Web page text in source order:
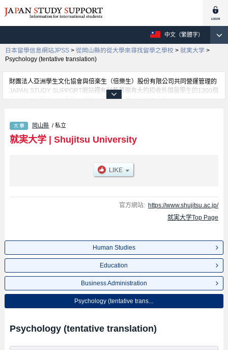
中文（繁體字）
日本留學信息網站JPSS > 從岡山縣的從大學來尋找留學之學校 > 就実大学 >
Psychology (tentative translation)
財團法人亞洲學生文化協會與倍楽生（倍樂生）股份有限公司共同營運管理的
JAPAN STUDY SUPPORT網站裡有刊載著現有大約招收外國留學生的1300個
學校的大學學部、大學院、短期大學、專門學校的招生訊息。
translation)學部等各別學部的不同訊息，以及招收名額、合格人數等考試資
訊、設施介紹、聯絡方式等對外國留學生是必要之訊息都刊載於此，請務必查
閱及利用此網站。
岡山縣 / 私立
就実大学| Shujitsu University
官方網站: https://www.shujitsu.ac.jp/
就実大学Top Page
Human Studies
Education
Business Administration
Psychology (tentative trans...
Psychology (tentative translation)